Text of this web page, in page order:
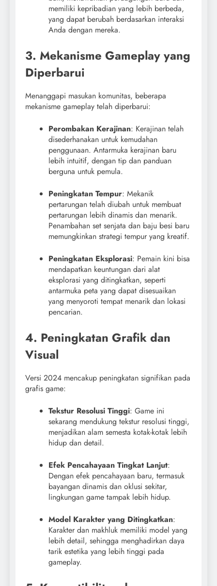
memiliki kepribadian yang lebih berbeda,
yang dapat berubah berdasarkan interaksi
Anda dengan mereka.
3. Mekanisme Gameplay yang
Diperbarui
Menanggapi masukan komunitas, beberapa
mekanisme gameplay telah diperbarui:
Perombakan Kerajinan: Kerajinan telah
disederhanakan untuk kemudahan
penggunaan. Antarmuka kerajinan baru
lebih intuitif, dengan tip dan panduan
berguna untuk pemula.
Peningkatan Tempur: Mekanik
pertarungan telah diubah untuk membuat
pertarungan lebih dinamis dan menarik.
Penambahan set senjata dan baju besi baru
memungkinkan strategi tempur yang kreatif.
Peningkatan Eksplorasi: Pemain kini bisa
mendapatkan keuntungan dari alat
eksplorasi yang ditingkatkan, seperti
antarmuka peta yang dapat disesuaikan
yang menyoroti tempat menarik dan lokasi
pencarian.
4. Peningkatan Grafik dan
Visual
Versi 2024 mencakup peningkatan signifikan pada
grafis game:
Tekstur Resolusi Tinggi: Game ini
sekarang mendukung tekstur resolusi tinggi,
menjadikan alam semesta kotak-kotak lebih
hidup dan detail.
Efek Pencahayaan Tingkat Lanjut:
Dengan efek pencahayaan baru, termasuk
bayangan dinamis dan oklusi sekitar,
lingkungan game tampak lebih hidup.
Model Karakter yang Ditingkatkan:
Karakter dan makhluk memiliki model yang
lebih detail, sehingga menghadirkan daya
tarik estetika yang lebih tinggi pada
gameplay.